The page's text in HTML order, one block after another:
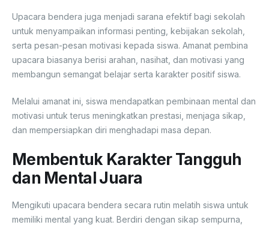
Upacara bendera juga menjadi sarana efektif bagi sekolah
untuk menyampaikan informasi penting, kebijakan sekolah,
serta pesan-pesan motivasi kepada siswa. Amanat pembina
upacara biasanya berisi arahan, nasihat, dan motivasi yang
membangun semangat belajar serta karakter positif siswa.
Melalui amanat ini, siswa mendapatkan pembinaan mental dan
motivasi untuk terus meningkatkan prestasi, menjaga sikap,
dan mempersiapkan diri menghadapi masa depan.
Membentuk Karakter Tangguh
dan Mental Juara
Mengikuti upacara bendera secara rutin melatih siswa untuk
memiliki mental yang kuat. Berdiri dengan sikap sempurna,